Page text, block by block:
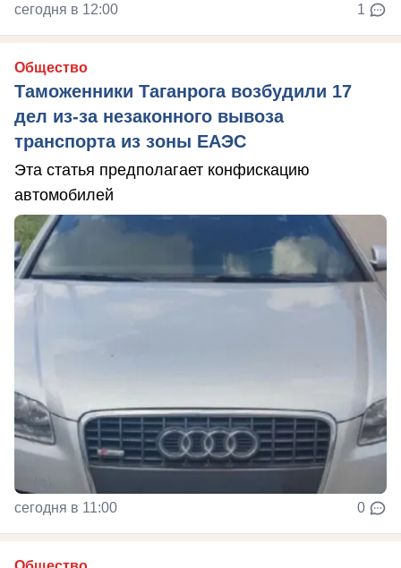
сегодня в 12:00 1
Общество
Таможенники Таганрога возбудили 17
дел из-за незаконного вывоза
транспорта из зоны ЕАЭС
Эта статья предполагает конфискацию
автомобилей
сегодня в 11:00 0